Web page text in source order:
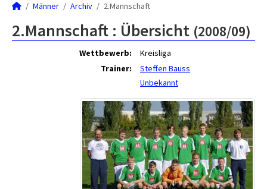
Männer Archiv 2.Mannschaft
2.Mannschaft : Übersicht (2008/09)
Wettbewerb:
Kreisliga
Trainer:
Steffen Bauss
Unbekannt